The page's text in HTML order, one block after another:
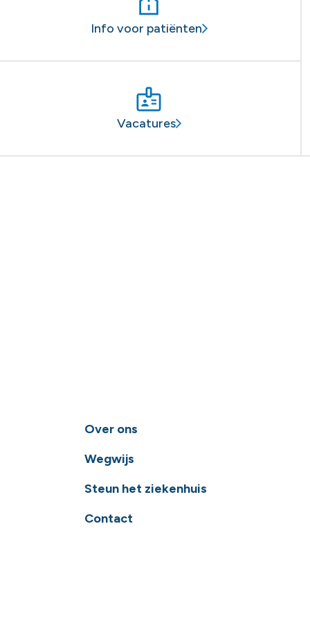
Info voor patiënten
Vacatures
Over ons
Wegwijs
Steun het ziekenhuis
Contact